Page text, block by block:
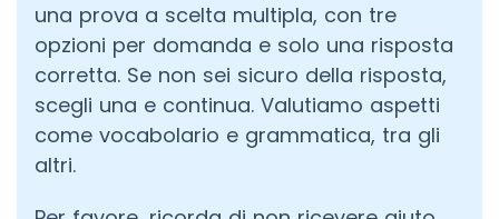
una prova a scelta multipla, con tre
opzioni per domanda e solo una risposta
corretta. Se non sei sicuro della risposta,
scegli una e continua. Valutiamo aspetti
come vocabolario e grammatica, tra gli
altri.